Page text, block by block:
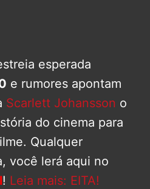
esperada
e rumores apontam
Scarlett Johansson o
do cinema para
Qualquer
você lerá aqui no
! Leia mais: EITA!